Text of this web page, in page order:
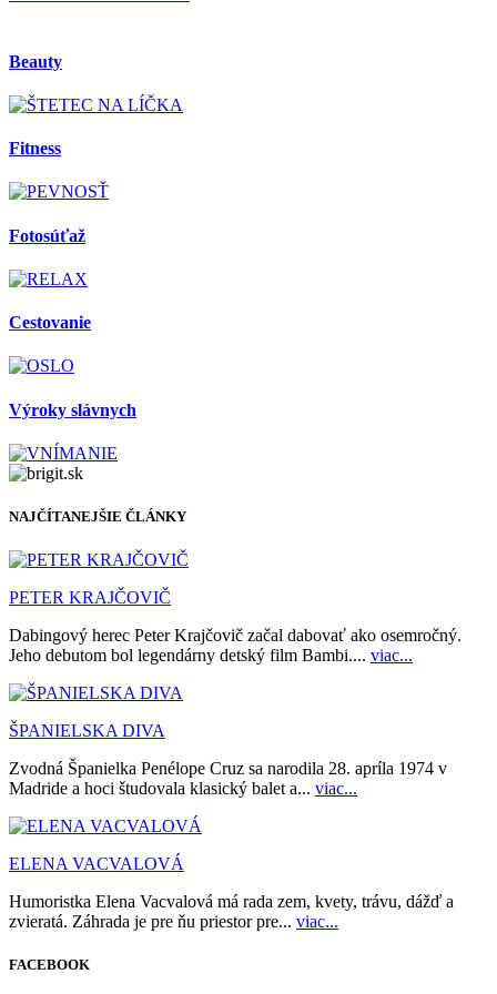
Beauty
Fitness
Fotosúťaž
Cestovanie
Výroky slávnych
NAJČÍTANEJŠIE ČLÁNKY
PETER KRAJČOVIČ
Dabingový herec Peter Krajčovič začal dabovať ako osemročný.
Jeho debutom bol legendárny detský film Bambi.... viac...
ŠPANIELSKA DIVA
Zvodná Španielka Penélope Cruz sa narodila 28. apríla 1974 v
Madride a hoci študovala klasický balet a... viac...
ELENA VACVALOVÁ
Humoristka Elena Vacvalová má rada zem, kvety, trávu, dážď a
zvieratá. Záhrada je pre ňu priestor pre... viac...
FACEBOOK